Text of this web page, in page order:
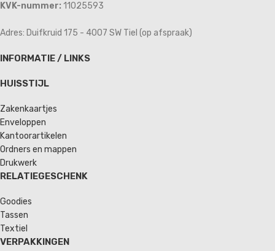
KVK-nummer: 11025593
Adres: Duifkruid 175 - 4007 SW Tiel (op afspraak)
INFORMATIE / LINKS
HUISSTIJL
Zakenkaartjes
Enveloppen
Kantoorartikelen
Ordners en mappen
Drukwerk
RELATIEGESCHENK
Goodies
Tassen
Textiel
VERPAKKINGEN